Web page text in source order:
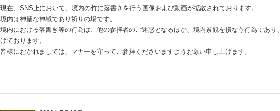
現在、SNS上において、境内の竹に落書きを行う画像および動画が拡散されております。
境内は神聖な神域であり祈りの場です。
境内における落書き等の行為は、他の参拝者のご迷惑となるほか、境内景観を損なう行為であり、
げております。
皆様におかれましては、マナーを守ってご参拝くださいますようお願い申し上げます。